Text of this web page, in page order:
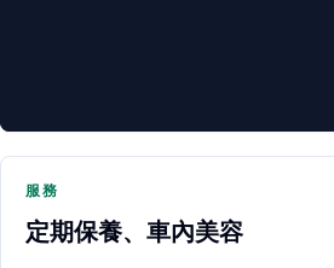
服務
定期保養、車內美容